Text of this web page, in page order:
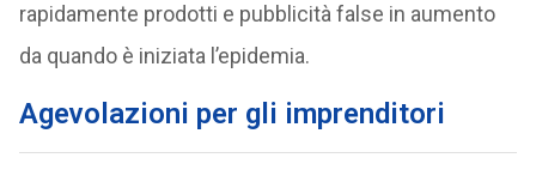
rapidamente prodotti e pubblicità false in aumento
da quando è iniziata l’epidemia.
Agevolazioni per gli imprenditori